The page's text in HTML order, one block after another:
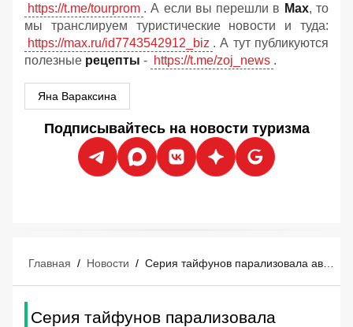
https://t.me/tourprom . А если вы перешли в Мах, то
мы транслируем туристические новости и туда:
https://max.ru/id7743542912_biz . А тут публикуются
полезные рецепты - https://t.me/zoj_news .
Яна Вараксина
Подписывайтесь на новости туризма
Главная / Новости /
Серия тайфунов парализовала